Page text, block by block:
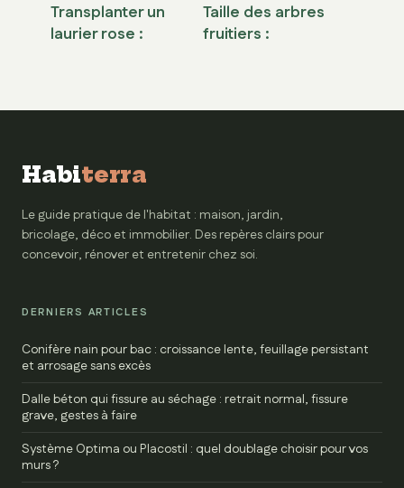
Transplanter un
laurier rose :
Taille des arbres
fruitiers :
Habiterra
Le guide pratique de l'habitat : maison, jardin,
bricolage, déco et immobilier. Des repères clairs pour
concevoir, rénover et entretenir chez soi.
DERNIERS ARTICLES
Conifère nain pour bac : croissance lente, feuillage persistant
et arrosage sans excès
Dalle béton qui fissure au séchage : retrait normal, fissure
grave, gestes à faire
Système Optima ou Placostil : quel doublage choisir pour vos
murs ?